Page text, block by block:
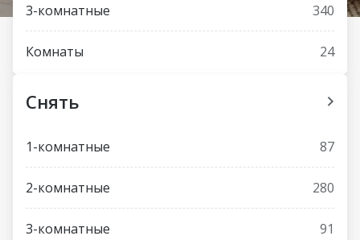
3-комнатные 340
Комнаты 24
Снять
1-комнатные 87
2-комнатные 280
3-комнатные 91